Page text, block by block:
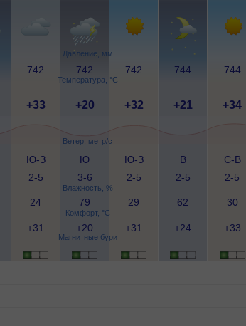
Давление, мм
Температура, °C
Ветер, метр/с
Влажность, %
Комфорт, °C
Магнитные бури
742 742 742 744 744
+33 +20 +32 +21 +34
Ю-З
2-5
Ю
3-6
Ю-З
2-5
В
2-5
С-В
2-5
24 79 29 62 30
+31 +20 +31 +24 +33